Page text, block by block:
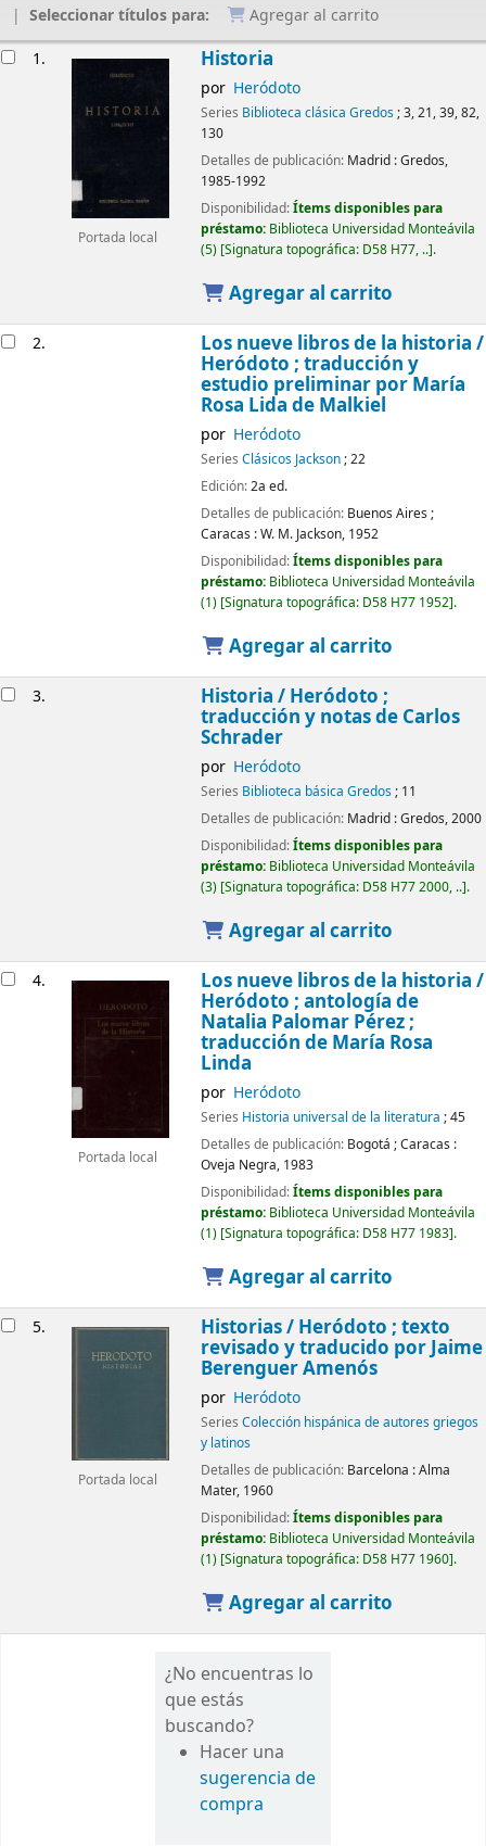
Seleccionar títulos para:
Agregar al carrito
1.
Portada local
Historia
por Heródoto
Series Biblioteca clásica Gredos; 3, 21, 39, 82,
130
Detalles de publicación: Madrid :Gredos,
1985-1992
Disponibilidad:Ítems disponibles para
préstamo: Biblioteca Universidad Monteávila
(5) Signatura topográfica: D58 H77, .. .
Agregar al carrito
2. Los nueve libros de la historia /
Heródoto ; traducción y
estudio preliminar por María
Rosa Lida de Malkiel
por Heródoto
Series Clásicos Jackson; 22
Edición:2a ed.
Detalles de publicación: Buenos Aires ;
Caracas :W. M. Jackson, 1952
Disponibilidad:Ítems disponibles para
préstamo: Biblioteca Universidad Monteávila
(1) Signatura topográfica: D58 H77 1952 .
Agregar al carrito
3. Historia / Heródoto ;
traducción y notas de Carlos
Schrader
por Heródoto
Series Biblioteca básica Gredos; 11
Detalles de publicación: Madrid :Gredos,2000
Disponibilidad:Ítems disponibles para
préstamo: Biblioteca Universidad Monteávila
(3) Signatura topográfica: D58 H77 2000, .. .
Agregar al carrito
4.
Portada local
Los nueve libros de la historia /
Heródoto ; antología de
Natalia Palomar Pérez ;
traducción de María Rosa
Linda
por Heródoto
Series Historia universal de la literatura ; 45
Detalles de publicación: Bogotá ; Caracas :
Oveja Negra, 1983
Disponibilidad:Ítems disponibles para
préstamo: Biblioteca Universidad Monteávila
(1) Signatura topográfica: D58 H77 1983 .
Agregar al carrito
5.
Portada local
Historias / Heródoto ; texto
revisado y traducido por Jaime
Berenguer Amenós
por Heródoto
Series Colección hispánica de autores griegos
y latinos
Detalles de publicación: Barcelona :Alma
Mater, 1960
Disponibilidad:Ítems disponibles para
préstamo: Biblioteca Universidad Monteávila
(1) Signatura topográfica: D58 H77 1960 .
Agregar al carrito
¿No encuentras lo
que estás
buscando?
Hacer una
sugerencia de
compra